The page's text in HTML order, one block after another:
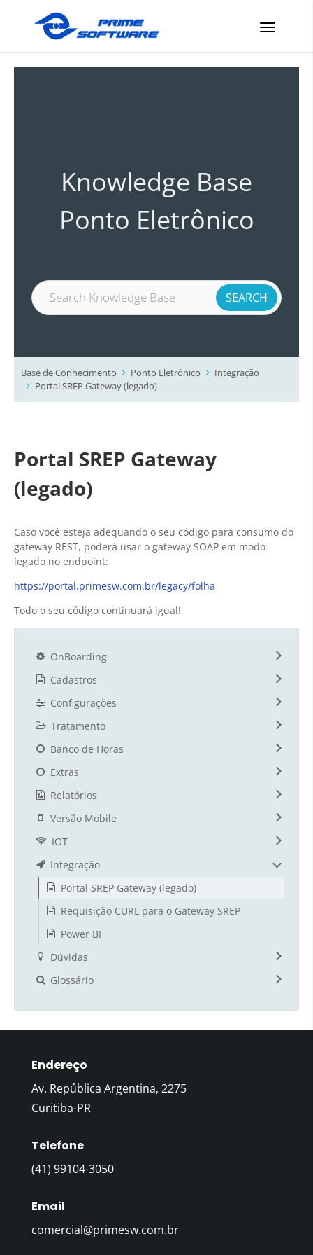
Knowledge Base
Ponto Eletrônico
Base de Conhecimento Ponto Eletrônico
Integração
Portal SREP Gateway (legado)
Portal SREP Gateway
(legado)
Caso você esteja adequando o seu código para consumo do
gateway REST, poderá usar o gateway SOAP em modo
legado no endpoint:
https://portal.primesw.com.br/legacy/folha
Todo o seu código continuará igual!
OnBoarding
Cadastros
Configurações
Tratamento
Banco de Horas
Extras
Relatórios
Versão Mobile
IOT
Integração
Portal SREP Gateway (legado)
Requisição CURL para o Gateway SREP
Power BI
Dúvidas
Glossário
Endereço
Av. República Argentina, 2275
Curitiba-PR
Telefone
(41) 99104-3050
Email
comercial@primesw.com.br